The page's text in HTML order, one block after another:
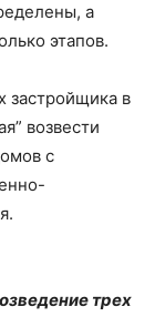
а
этапов.
застройщика в
возвести
с
трех